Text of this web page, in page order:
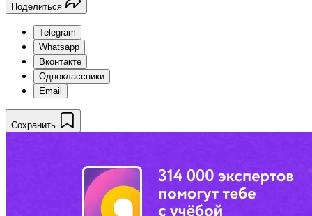
Поделиться
Telegram
Whatsapp
Вконтакте
Одноклассники
Email
Сохранить